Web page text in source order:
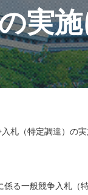
実
札（特定調達）の
る一般競争入札（